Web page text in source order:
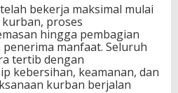
bekerja maksimal mulai
proses
hingga pembagian
manfaat. Seluruh
tertib dengan
kebersihan, keamanan, dan
kurban berjalan